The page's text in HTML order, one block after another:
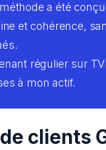
a été
et cohérence,
régulier sur
à mon actif.
clients